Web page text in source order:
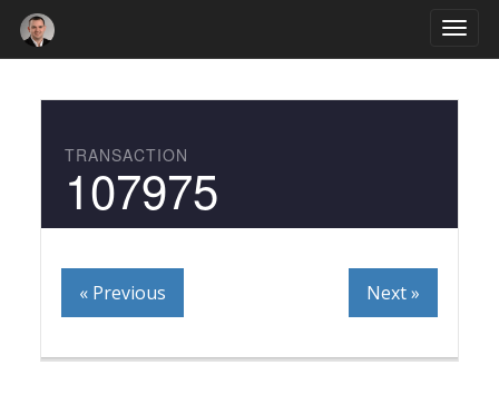
TRANSACTION
107975
« Previous Next »